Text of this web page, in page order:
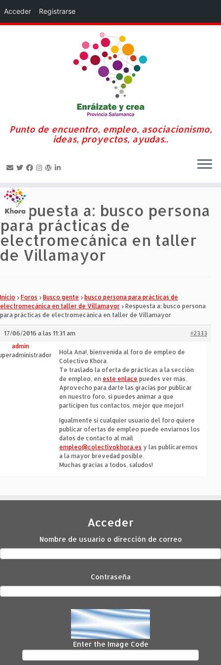
Saltar
contenido
Punto de encuentro, empleo, asociacionismo,
ideas, proyectos, ayudas..
Respuesta a: busco persona
para prácticas de
electromecánica en taller
de Villamayor
Inicio › Foros › Busco gente › busco persona para prácticas de
electromecánica en taller de Villamayor › Respuesta a: busco persona
para prácticas de electromecánica en taller de Villamayor
17/06/2016 a las 11:31 am
#2333
admin
Hola Ana!, bienvenida al foro de empleo de
Colectivo Khora.
Te traslado la oferta de prácticas a la sección
de empleo, en este enlace puedes ver más.
Aprovecho para darte las gracias por publicar
en nuestro foro, si puedes animar a que
participen tus contactos, mejor que mejor!
Igualmente si cualquier usuario del foro quiere
publicar ofertas de empleo puede enviarnos los
datos de contacto al mail
empleo@colectivokhora.es y las publicaremos
a la mayor brevedad posible.
Muchas gracias a todos, saludos!
Acceder
Nombre de usuario o dirección de correo
Contraseña
Enter the Image Code
Acceder Registrarse